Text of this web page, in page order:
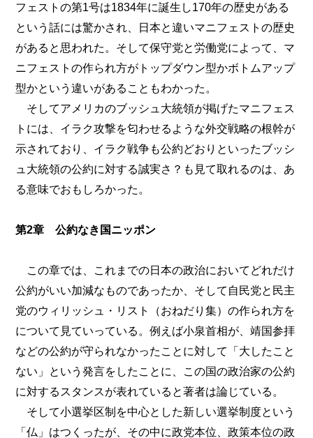
フェストの第1号は1834年に誕生し170年の歴史がある
という話には驚かされ、日本と違いマニフェストの歴史
があると思われた。そして保守党と労働党によって、マ
ニフェストの作られ方がトップダウン型かボトムアップ
型かという違いがあることもわかった。
そしてアメリカのブッシュ大統領が掲げたマニフェス
トには、イラク攻撃を匂わせるような外交戦略の根幹が
示されており、イラク戦争も公約どおりといったブッシ
ュ大統領の公約に対する誠実さ？も見て取れるのは、あ
る意味でおもしろかった。
第2章 公約なき国ニッポン
この章では、これまでの日本の政治においてどれだけ
公約がいい加減なものであったか、そして自民党と民主
党のウィリッシュ・リスト（おねだり集）の作られ方を
について見ていっている。例えば小泉首相が、靖国参拝
などの公約が守られなかったことに対して「大したこと
ない」という発言をしたことに、この国の政治家の公約
に対するスタンスが表れていると著者は論じている。
そして小選挙区制を中心とした新しい選挙制度という
「仏」はつくったが、その中に政党本位、政策本位の政